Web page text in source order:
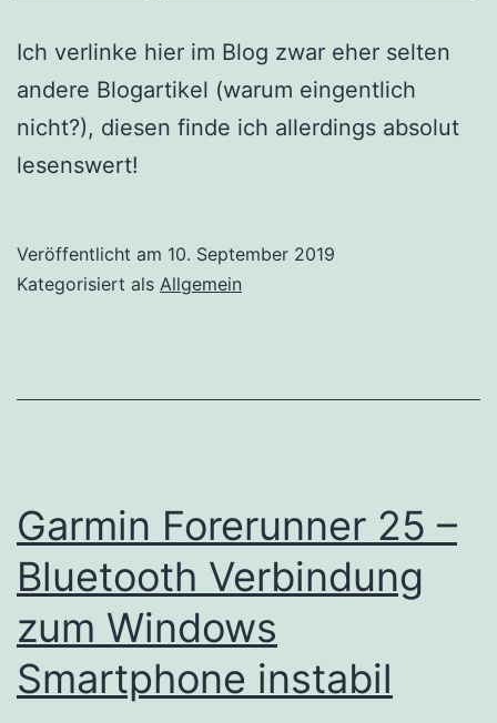
Ich verlinke hier im Blog zwar eher selten
andere Blogartikel (warum eingentlich
nicht?), diesen finde ich allerdings absolut
lesenswert!
Veröffentlicht am 10. September 2019
Kategorisiert als Allgemein
Garmin Forerunner 25 –
Bluetooth Verbindung
zum Windows
Smartphone instabil